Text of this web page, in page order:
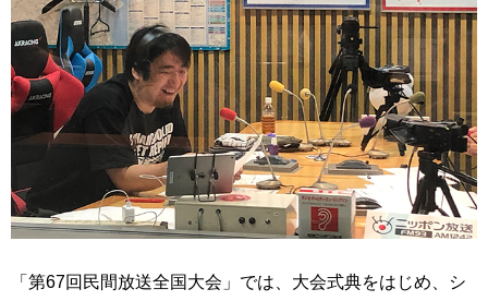
「第67回民間放送全国大会」では、大会式典をはじめ、シ